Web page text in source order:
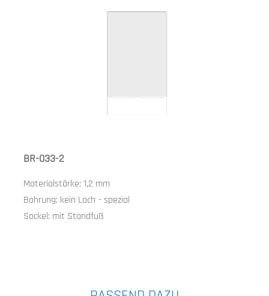
BR-033-2
Materialstärke: 1,2 mm
Bohrung: kein Loch - spezial
Sockel: mit Standfuß